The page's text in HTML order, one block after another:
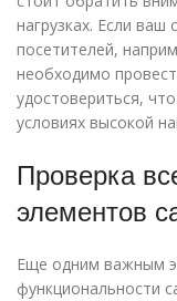
нагрузках. Если
посетителей,
необходимо
удостовериться,
условиях высокой
Проверка
элементов
Еще одним важным
функциональности